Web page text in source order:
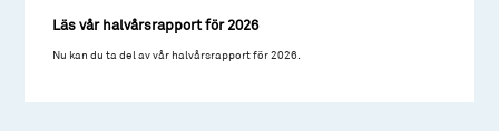
Läs vår halvårsrapport för 2026
Nu kan du ta del av vår halvårsrapport för 2026.